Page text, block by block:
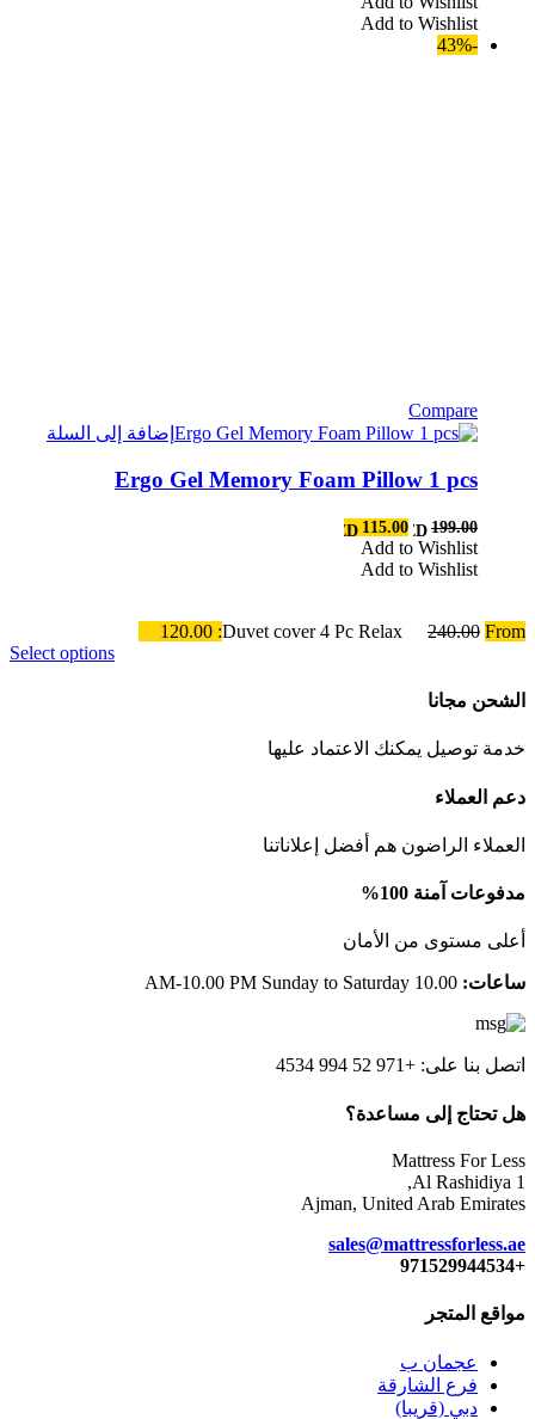
هو:
Add to Wishlist
-43%
Compare
إضافة إلى السلة
Ergo Gel Memory Foam Pillow 1 pcs
AED 199.00
السعر
الأصلي
هو:
AED 115.00
السعر
Add to Wishlist
Add to Wishlist
Duvet cover 4 Pc Relax 240.00 From:
120.00
Select options
ًالشحن مجانا
خدمة توصيل يمكنك الاعتماد عليها
دعم العملاء
العملاء الراضون هم أفضل إعلاناتنا
مدفوعات آمنة 100%
أعلى مستوى من الأمان
ساعات:
اتصل بنا على: +971 52 994 4534
هل تحتاج إلى مساعدة؟
Mattress For Less
Al Rashidiya 1,
Ajman, United Arab Emirates
sales@mattressforless.ae
+971529944534
مواقع المتجر
عجمان ب
فرع الشارقة
دبي (قريبا)